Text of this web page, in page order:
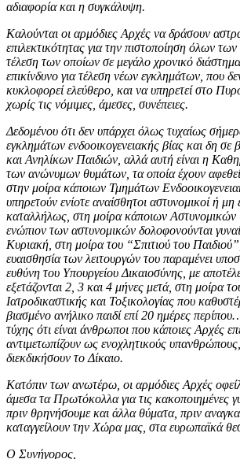
αδιαφορία και η συγκάλυψη.
Καλούνται οι αρμόδιες Αρχές να δράσουν
επιλεκτικότητας για την πιστοποίηση όλων
τέλεση των οποίων σε μεγάλο χρονικό
επικίνδυνο για τέλεση νέων εγκλημάτων, που
κυκλοφορεί ελεύθερο, και να υπηρετεί στο
χωρίς τις νόμιμες, άμεσες, συνέπειες.
Δεδομένου ότι δεν υπάρχει όλως τυχαίως
εγκλημάτων ενδοοικογενειακής βίας και δη
και Ανηλίκων Παιδιών, αλλά αυτή είναι η
των ανώνυμων θυμάτων, τα οποία έχουν
στην μοίρα κάποιων Τμημάτων
υπηρετούν ενίοτε αναίσθητοι αστυνομικοί ή μη
καταλλήλως, στη μοίρα κάποιων
ενώπιον των αστυνομικών δολοφονούνται
Κυριακή, στη μοίρα του “Σπιτιού του
ευαισθησία των λειτουργών του παραμένει
ευθύνη του Υπουργείου Δικαιοσύνης, με
εξετάζονται 2, 3 και 4 μήνες μετά, στη μοίρα
Ιατροδικαστικής και Τοξικολογίας που
βιασμένο ανήλικο παιδί επί 20 ημέρες
τύχης ότι είναι άνθρωποι που κάποιες Αρχές
αντιμετωπίζουν ως ενοχλητικούς
διεκδικήσουν το Δίκαιο.
Κατόπιν των ανωτέρω, οι αρμόδιες Αρχές
άμεσα τα Πρωτόκολλα για τις κακοποιημένες
πριν θρηνήσουμε και άλλα θύματα, πριν
καταγγείλουν την Χώρα μας, στα ευρωπαϊκά
Ο Συνήγορος,